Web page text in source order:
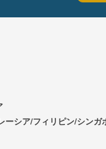
ーシア/フィリピン/シン